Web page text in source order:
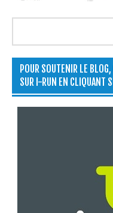
Rechercher
POUR SOUTENIR LE
SUR I-RUN EN CLIQUANT